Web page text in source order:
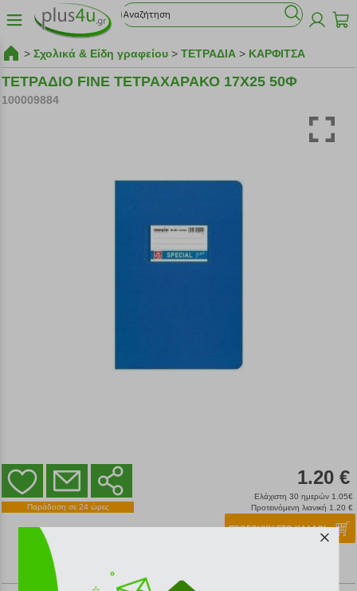
> Σχολικά & Είδη γραφείου > ΤΕΤΡΑΔΙΑ > ΚΑΡΦΙΤΣΑ
ΤΕΤΡΑΔΙΟ FINE ΤΕΤΡΑΧΑΡΑΚΟ 17X25 50Φ
100009884
Παράδοση σε 24 ώρες
1.20 €
Ελάχιστη 30 ημερών 1.05€
Προτεινόμενη λιανική 1.20 €
ΠΡΟΣΘΗΚΗ ΣΤΟ ΚΑΛΑΘΙ